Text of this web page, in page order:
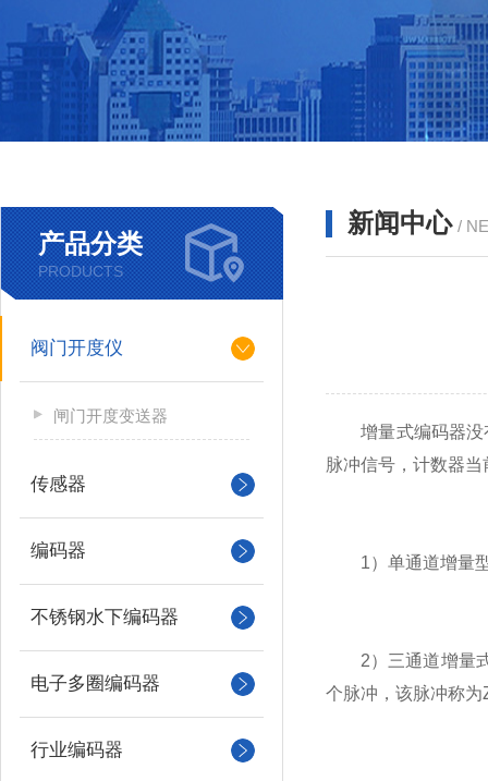
产品分类
PRODUCTS
阀门开度仪
闸门开度变送器
传感器
编码器
不锈钢水下编码器
电子多圈编码器
行业编码器
新闻中心 /
增量式编码器没有
脉冲信号，计数器
1）单通道增量型
2）三通道增量式
个脉冲，该脉冲称